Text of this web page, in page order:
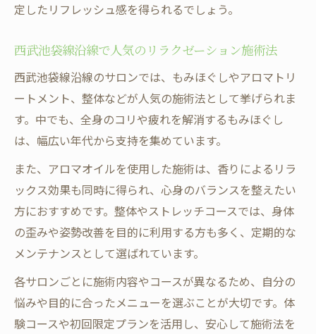
定したリフレッシュ感を得られるでしょう。
西武池袋線沿線で人気のリラクゼーション施術法
西武池袋線沿線のサロンでは、もみほぐしやアロマトリ
ートメント、整体などが人気の施術法として挙げられま
す。中でも、全身のコリや疲れを解消するもみほぐし
は、幅広い年代から支持を集めています。
また、アロマオイルを使用した施術は、香りによるリラ
ックス効果も同時に得られ、心身のバランスを整えたい
方におすすめです。整体やストレッチコースでは、身体
の歪みや姿勢改善を目的に利用する方も多く、定期的な
メンテナンスとして選ばれています。
各サロンごとに施術内容やコースが異なるため、自分の
悩みや目的に合ったメニューを選ぶことが大切です。体
験コースや初回限定プランを活用し、安心して施術法を